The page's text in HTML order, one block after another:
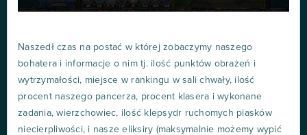
Naszedł czas na postać w której zobaczymy naszego
bohatera i informacje o nim tj. ilość punktów obrażeń i
wytrzymałości, miejsce w rankingu w sali chwały, ilość
procent naszego pancerza, procent klasera i wykonane
zadania, wierzchowiec, ilość klepsydr ruchomych piasków
niecierpliwości, i nasze eliksiry (maksymalnie możemy wypić